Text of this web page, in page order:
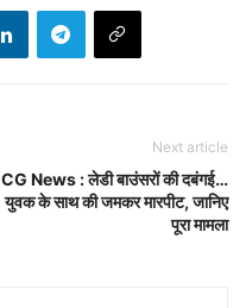
Next article
CG News : लेडी बाउंसरों की दबंगई…
युवक के साथ की जमकर मारपीट, जानिए
पूरा मामला